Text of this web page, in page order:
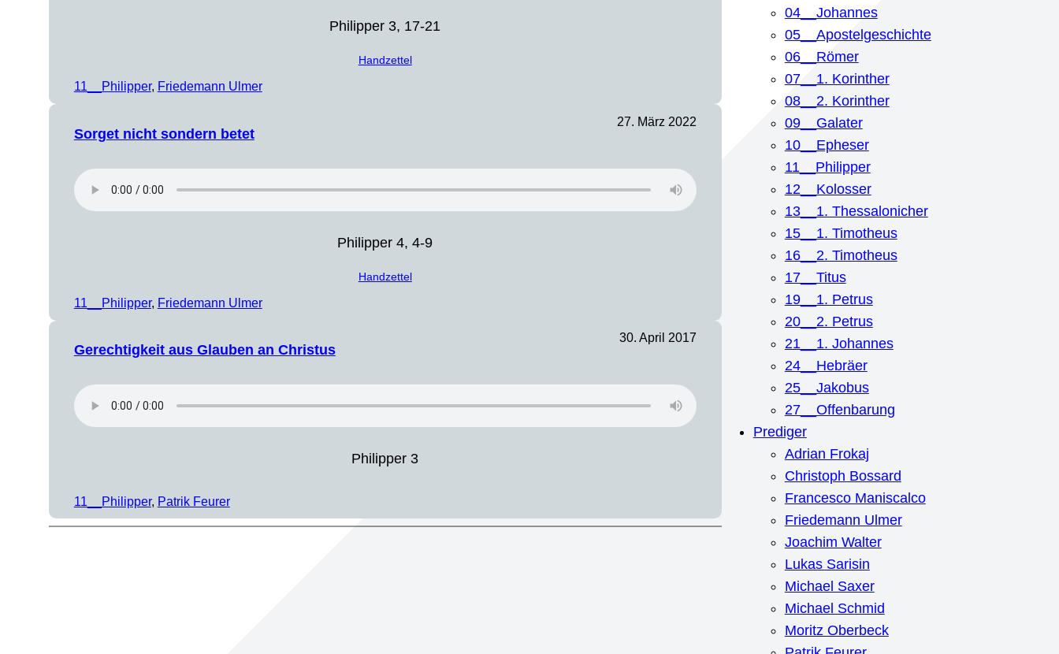
Philipper 3, 17-21
Handzettel
11__Philipper, Friedemann Ulmer
Sorget nicht sondern betet
27. März 2022
Philipper 4, 4-9
Handzettel
11__Philipper, Friedemann Ulmer
Gerechtigkeit aus Glauben an Christus
30. April 2017
Philipper 3
11__Philipper, Patrik Feurer
04__Johannes
05__Apostelgeschichte
06__Römer
07__1. Korinther
08__2. Korinther
09__Galater
10__Epheser
11__Philipper
12__Kolosser
13__1. Thessalonicher
15__1. Timotheus
16__2. Timotheus
17__Titus
19__1. Petrus
20__2. Petrus
21__1. Johannes
24__Hebräer
25__Jakobus
27__Offenbarung
Prediger
Adrian Frokaj
Christoph Bossard
Francesco Maniscalco
Friedemann Ulmer
Joachim Walter
Lukas Sarisin
Michael Saxer
Michael Schmid
Moritz Oberbeck